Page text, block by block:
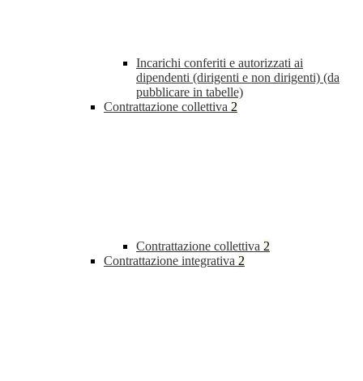
Incarichi conferiti e autorizzati ai
dipendenti (dirigenti e non dirigenti) (da
pubblicare in tabelle)
Contrattazione collettiva 2
Contrattazione collettiva 2
Contrattazione integrativa 2